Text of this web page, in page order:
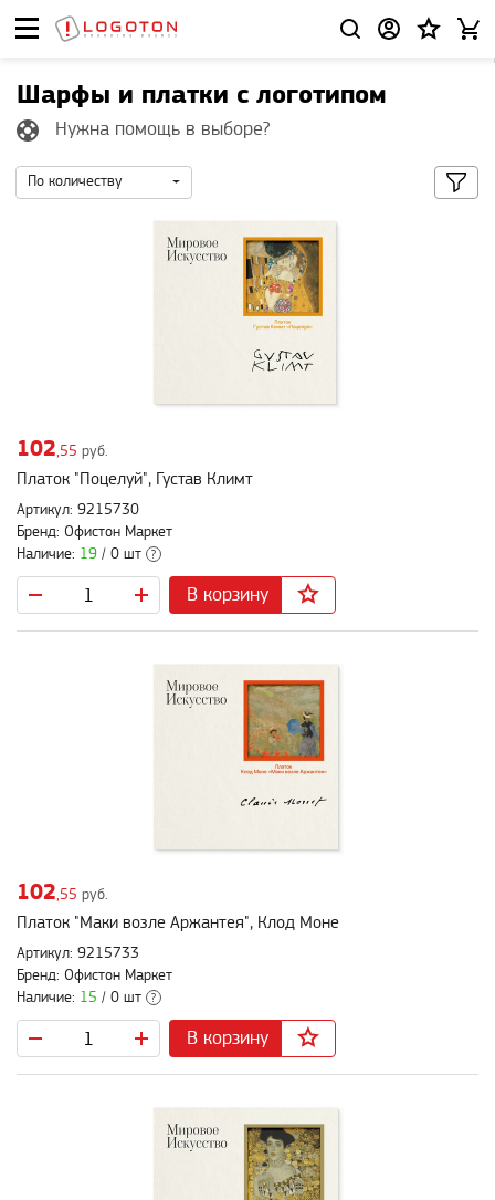
Шарфы и платки с логотипом
Нужна помощь в выборе?
По количеству
102,55 руб.
Платок "Поцелуй", Густав Климт
Артикул: 9215730
Бренд: Офистон Маркет
Наличие: 19 / 0 шт ?
В корзину
102,55 руб.
Платок "Маки возле Аржантея", Клод Моне
Артикул: 9215733
Бренд: Офистон Маркет
Наличие: 15 / 0 шт ?
В корзину